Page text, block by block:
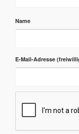
Name
E-Mail-Adresse